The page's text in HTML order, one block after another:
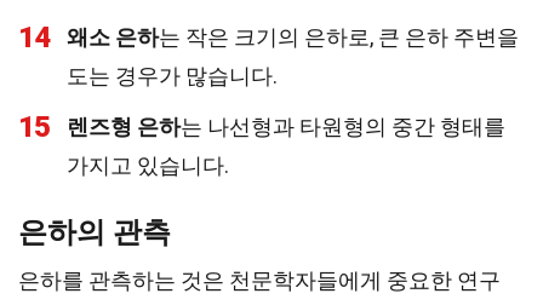
14 왜소 은하는 작은 크기의 은하로, 큰 은하 주변을
도는 경우가 많습니다.
15 렌즈형 은하는 나선형과 타원형의 중간 형태를
가지고 있습니다.
은하의 관측
은하를 관측하는 것은 천문학자들에게 중요한 연구